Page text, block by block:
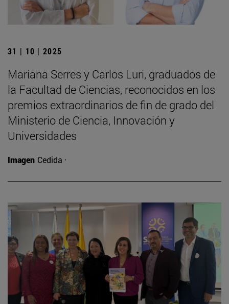
31 | 10 | 2025
Mariana Serres y Carlos Luri, graduados de
la Facultad de Ciencias, reconocidos en los
premios extraordinarios de fin de grado del
Ministerio de Ciencia, Innovación y
Universidades
Imagen Cedida ·